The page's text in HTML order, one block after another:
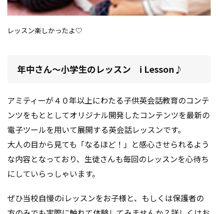
レッスン楽しかったよ♡
年中さん～小学生のレッスン i Lesson♪
アミティーが４０年以上にわたる子供英会話教育のコンテ
ンツをもととしてオリジナル開発したコンテンツを最新の
電子ツールを用いて展開する英会話レッスンです。
大人の目から見ても「なるほど！」と感心させられるよう
な内容となっており、生徒さんも毎回のレッスンを心待ち
にしていらっしゃいます。
ぜひ当校自慢のiレッスンをお子様と、もしくは保護者の